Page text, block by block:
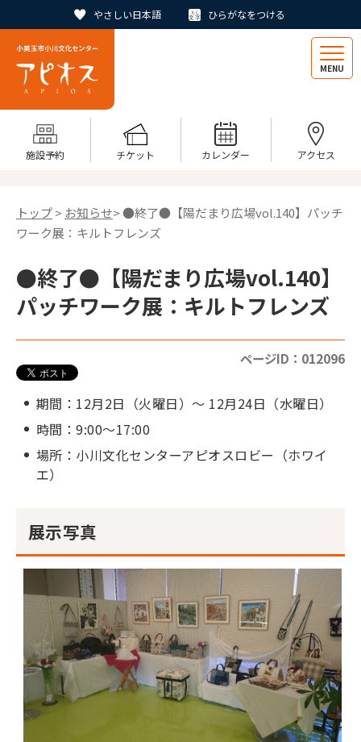
やさしい日本語 ひらがなをつける
MENU
施設予約 チケット カレンダー アクセス
トップ> お知らせ> ●終了●【陽だまり広場vol.140】パッチ
ワーク展：キルトフレンズ
●終了●【陽だまり広場vol.140】
パッチワーク展：キルトフレンズ
ページID：012096
期間：12月2日（火曜日）～ 12月24日（水曜日）
時間：9:00～17:00
場所：小川文化センターアピオスロビー（ホワイ
エ）
展示写真